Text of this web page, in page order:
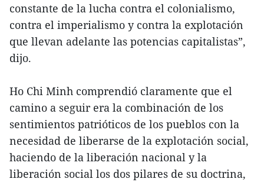
constante de la lucha contra el colonialismo,
contra el imperialismo y contra la explotación
que llevan adelante las potencias capitalistas”,
dijo.
Ho Chi Minh comprendió claramente que el
camino a seguir era la combinación de los
sentimientos patrióticos de los pueblos con la
necesidad de liberarse de la explotación social,
haciendo de la liberación nacional y la
liberación social los dos pilares de su doctrina,